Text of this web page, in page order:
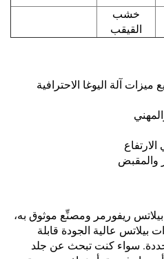
خشب
القيقب
آلة اليوغا الاحترافية
والمقبض
ريفورمر ومصنِّع موثوق به،
عالية الجودة قابلة
سواء كنت تبحث عن جلد